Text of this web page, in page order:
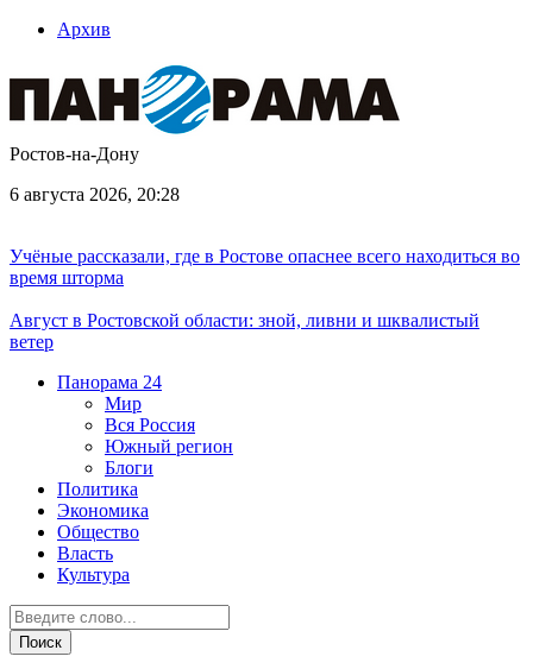
Архив
Ростов-на-Дону
6 августа 2026, 20:28
Учёные рассказали, где в Ростове опаснее всего находиться во
время шторма
Август в Ростовской области: зной, ливни и шквалистый
ветер
Панорама 24
Мир
Вся Россия
Южный регион
Блоги
Политика
Экономика
Общество
Власть
Культура